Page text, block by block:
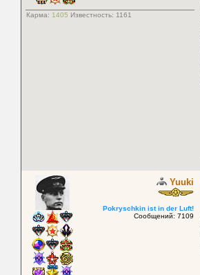
Карма: 1405 Известность: 1161
Yuuki
Pokryschkin ist in der Luft!
Сообщений: 7109